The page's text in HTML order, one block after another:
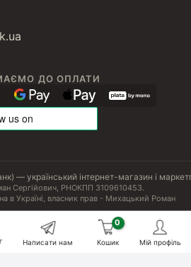
ДО ОПЛАТИ
— український інтернет-магазин і
Сергійович, РНОКПП 3109610453.
в Україні, власник прав - Михацький Роман
конфіденційності
Публічна оферта
ліцензії та патенти
Написати нам Кошик Мій профіль